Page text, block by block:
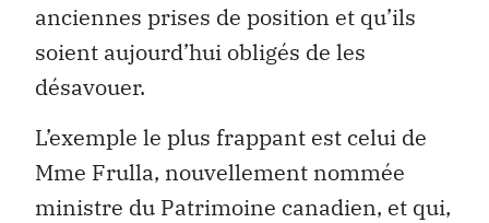
anciennes prises de position et qu’ils
soient aujourd’hui obligés de les
désavouer.
L’exemple le plus frappant est celui de
Mme Frulla, nouvellement nommée
ministre du Patrimoine canadien, et qui,